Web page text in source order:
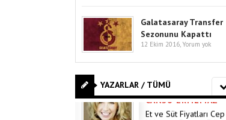
Galatasaray Transfer
Sezonunu Kapattı
12 Ekim 2016, Yorum yok
YAZARLAR / TÜMÜ
Galatasaray Transfer
Sezonunu Kapattı
Yakmaya Devam Ediyor
AHMET YILMAZ